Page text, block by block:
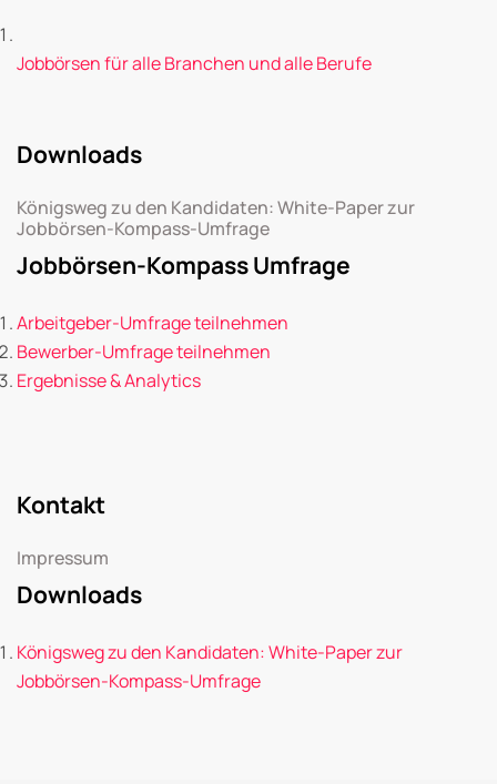
Jobbörsen für alle Branchen und alle Berufe
Downloads
Königsweg zu den Kandidaten: White-Paper zur
Jobbörsen-Kompass-Umfrage
Jobbörsen-Kompass Umfrage
Arbeitgeber-Umfrage teilnehmen
Bewerber-Umfrage teilnehmen
Ergebnisse & Analytics
Kontakt
Impressum
Downloads
Königsweg zu den Kandidaten: White-Paper zur
Jobbörsen-Kompass-Umfrage